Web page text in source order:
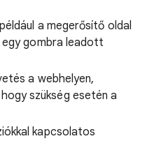
a megerősítő oldal
gombra leadott
a webhelyen,
szükség esetén a
kapcsolatos